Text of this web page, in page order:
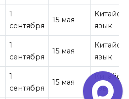
1
сентября
15 мая
язык
1
сентября
15 мая
язык
1
сентября
15 мая
язык